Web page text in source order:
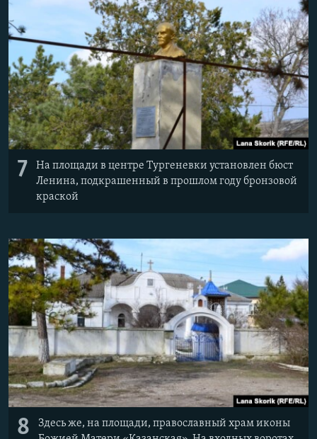
7
На площади в центре Тургеневки установлен бюст
Ленина, подкрашенный в прошлом году бронзовой
краской
8
Здесь же, на площади, православный храм иконы